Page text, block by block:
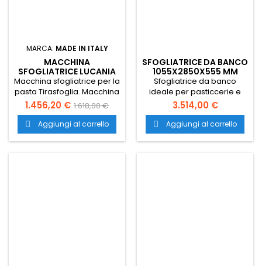
MARCA: MADE IN ITALY
MACCHINA
SFOGLIATRICE LUCANIA
250 X
Macchina sfogliatrice per la
pasta Tirasfoglia. Macchina
tirasfoglia per la pasta
Tirasfoglia con trasporto
gratuito in tutta Italia.
Macchina per sfoglia
costruita interamente in
1.456,20 € 1.618,00 €
 Aggiungi al carrello
SFOGLIATRICE DA BANCO
1055X2850X555 MM
Sfogliatrice da banco
ideale per pasticcerie e
panifici delle dimensioni di
1055x2850x h.555 mm.
Trasporto gratuito in tutta
Italia.
3.514,00 €
 Aggiungi al carrello